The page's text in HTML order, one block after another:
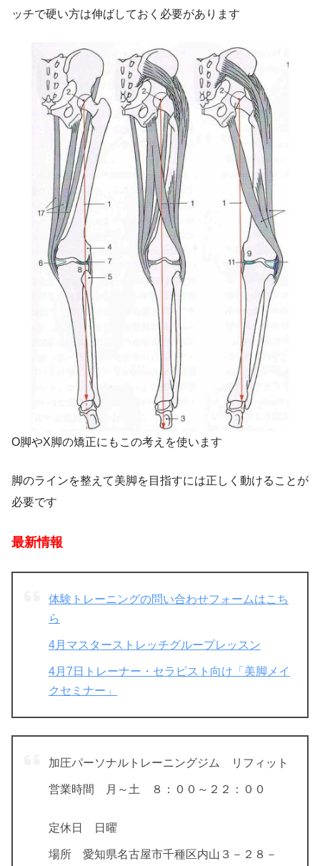
ッチで硬い方は伸ばしておく必要があります
O脚やX脚の矯正にもこの考えを使います
脚のラインを整えて美脚を目指すには正しく動けることが
必要です
最新情報
体験トレーニングの問い合わせフォームはこち
ら
4月マスターストレッチグループレッスン
4月7日トレーナー・セラピスト向け「美脚メイ
クセミナー」
加圧パーソナルトレーニングジム リフィット
営業時間 月～土 ８：００～２２：００
定休日 日曜
場所 愛知県名古屋市千種区内山３－２８－